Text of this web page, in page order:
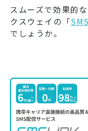
スムーズで効果的
クスウェイの「
でしょうか。​​​​​​​